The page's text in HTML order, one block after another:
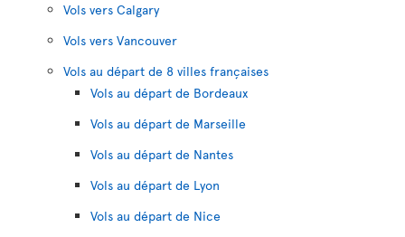
Vols vers Calgary
Vols vers Vancouver
Vols au départ de 8 villes françaises
Vols au départ de Bordeaux
Vols au départ de Marseille
Vols au départ de Nantes
Vols au départ de Lyon
Vols au départ de Nice